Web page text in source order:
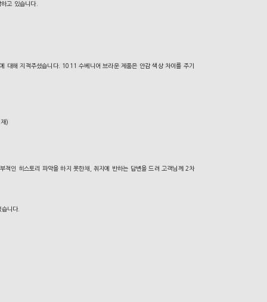
고 있습니다.
대해 지적주셨습니다. 1011 수베니어 브라운 제품은 안감 색상 차이를 주기
)
적인 히스토리 파악을 하지 못한채, 취지에 반하는 답변을 드려 고객님께 2차
니다.